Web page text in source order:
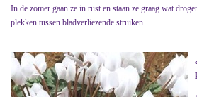
In de zomer gaan ze in rust en staan ze graag wat
plekken tussen bladverliezende struiken.